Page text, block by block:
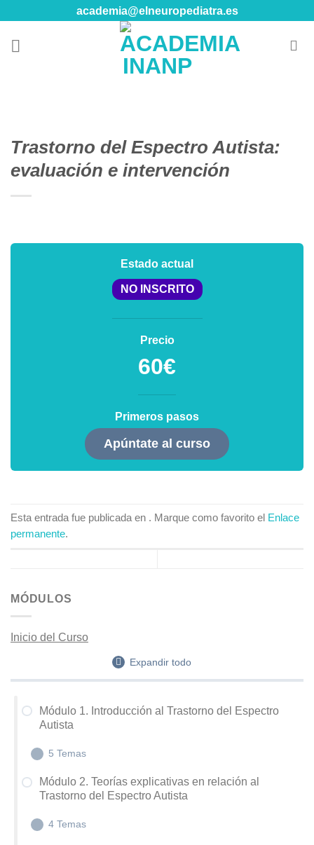
content
academia@elneuropediatra.es
Trastorno del Espectro Autista:
evaluación e intervención
Estado actual
NO INSCRITO
Precio
60€
Primeros pasos
Apúntate al curso
Esta entrada fue publicada en . Marque como favorito el Enlace
permanente.
MÓDULOS
Inicio del Curso
Expandir todo
Módulo 1. Introducción al Trastorno del Espectro
Autista
5 Temas
M1.1 Formación del Sistema Nervioso
M1.2 Introducción al Trastorno del Espectro Autista
Módulo 2. Teorías explicativas en relación al
Trastorno del Espectro Autista
4 Temas